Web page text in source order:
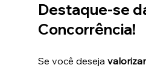
Destaque-se
Concorrência!
Se você deseja